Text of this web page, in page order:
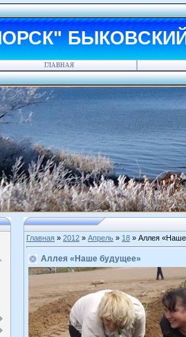
ГЛАВНАЯ
Главная » 2012 » Апрель » 18 » Аллея
Аллея «Наше будущее»